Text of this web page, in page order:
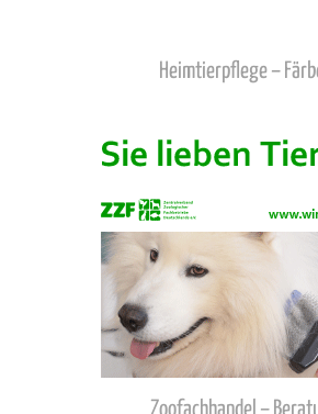
Heimtierpflege –